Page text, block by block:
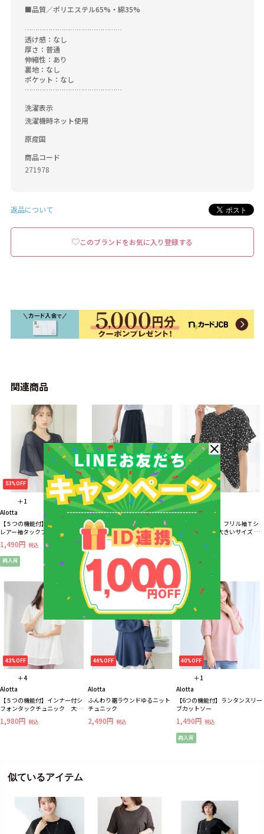
■品質／ポリエステル65%・綿35%
………………………………………
透け感：なし
厚さ：普通
伸縮性：あり
裏地：なし
ポケット：なし
………………………………………
洗濯表示
洗濯機時ネット使用
原産国
商品コード
271978
返品について
このブランドをお気に入り登録する
関連商品
53%OFF
＋1
Alotta
【５つの機能付】インナー付フ
レアー袖タックブラウス 大き
いサイズ レディース
1,490円 税込
再入荷
34%OFF
＋1
Alotta
ふんわりシフォンワイドパン
ツ 大きいサイズレディース
2,990円 税込
37%OFF
＋8
Alotta
【４つの機能付】フリル袖Ｔシ
ャツブラウス 大きいサイズ レ
ディース
1,790円 税込
43%OFF
＋4
Alotta
【５つの機能付】インナー付シ
フォンタックチュニック 大き
いサイズ レディース
1,980円 税込
46%OFF
Alotta
ふんわり裾ラウンドゆるニット
チュニック
2,490円 税込
40%OFF
＋1
Alotta
【6つの機能付】ランタンスリー
ブカットソー
1,490円 税込
再入荷